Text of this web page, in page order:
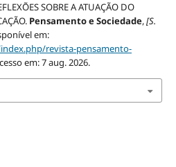
SOBRE A ATUAÇÃO DO
Pensamento e Sociedade,[S.
em:
revista-pensamento-
em: 7 aug. 2026.